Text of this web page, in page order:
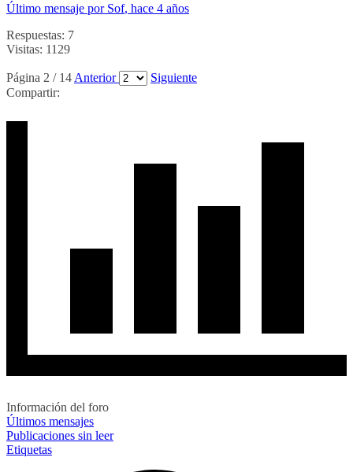
Último mensaje por Sof, hace 4 años
Respuestas: 7
Visitas: 1129
Página 2 / 14 Anterior
Siguiente
Compartir:
Información del foro
Últimos mensajes
Publicaciones sin leer
Etiquetas